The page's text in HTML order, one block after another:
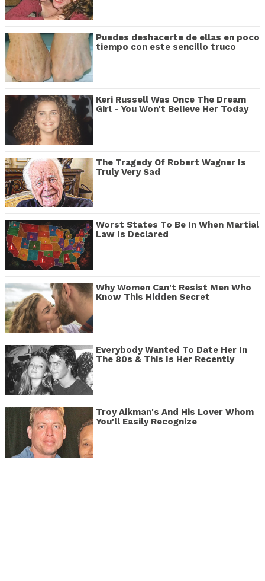
Puedes deshacerte de ellas en poco
tiempo con este sencillo truco
Keri Russell Was Once The Dream
Girl - You Won't Believe Her Today
The Tragedy Of Robert Wagner Is
Truly Very Sad
Worst States To Be In When Martial
Law Is Declared
Why Women Can't Resist Men Who
Know This Hidden Secret
Everybody Wanted To Date Her In
The 80s & This Is Her Recently
Troy Aikman's And His Lover Whom
You'll Easily Recognize